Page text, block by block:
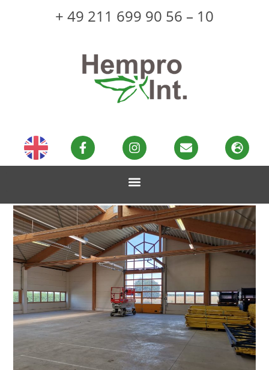
+ 49 211 699 90 56 – 10